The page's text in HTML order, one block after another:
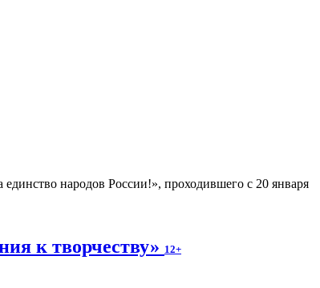
единство народов России!», проходившего с 20 января
к творчеству» 12+